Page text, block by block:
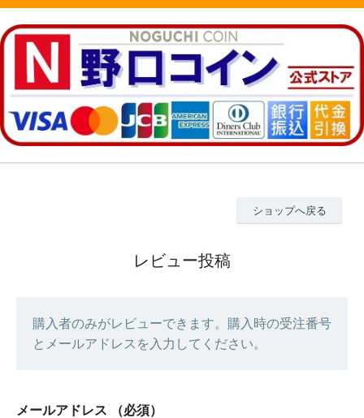
ショップへ戻る
レビュー投稿
購入者のみがレビューできます。購入時の受注番号
とメールアドレスを入力してください。
メールアドレス （必須）